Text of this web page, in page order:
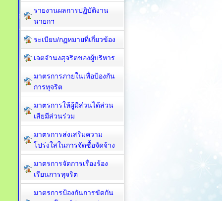
รายงานผลการปฏิบัติงาน
นายกฯ
ระเบียบ/กฏหมายที่เกี่ยวข้อง
เจตจำนงสุจริตของผู้บริหาร
มาตรการภายในเพื่อป้องกัน
การทุจริต​
มาตรการให้ผู้มีส่วนได้ส่วน
เสียมีส่วนร่วม
มาตรการส่งเสริมความ
โปร่งใสในการจัดซื้อจัดจ้าง
มาตรการจัดการเรื่องร้อง
เรียนการทุจริต
มาตรการป้องกันการขัดกัน